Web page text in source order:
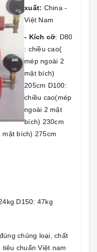
xuất: China -
Việt Nam
- Kích cỡ: D80
: chiều cao(
mép ngoài 2
mặt bích)
205cm D100:
chiều cao(mép
ngoài 2 mặt
bích) 230cm
mặt bích) 275cm
D150: 47kg
chủng loại, chất
chuẩn Việt nam